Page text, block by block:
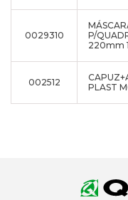
0029310
P/
220mm
002512
PLAST